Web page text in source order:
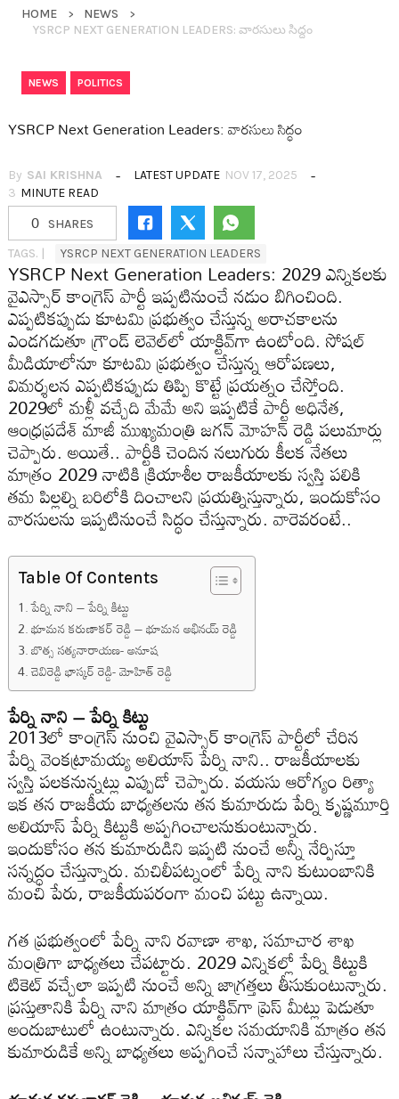
HOME
NEWS
YSRCP NEXT GENERATION LEADERS: వార‌సులు సిద్ధం
NEWS POLITICS
YSRCP Next Generation Leaders: వార‌సులు సిద్ధం
By SAI KRISHNA LATEST UPDATE NOV 17, 2025
3 MINUTE READ
0
SHARES
TAGS. |
YSRCP NEXT GENERATION LEADERS
YSRCP Next Generation Leaders: 2029 ఎన్నిక‌ల‌కు
వైఎస్సార్ కాంగ్రెస్ పార్టీ ఇప్ప‌టినుంచే న‌డుం బిగించింది.
ఎప్ప‌టిక‌ప్పుడు కూట‌మి ప్ర‌భుత్వం చేస్తున్న అరాచ‌కాల‌ను
ఎండ‌గ‌డుతూ గ్రౌండ్ లెవెల్‌లో యాక్టివ్‌గా ఉంటోంది. సోష‌ల్
మీడియాలోనూ కూట‌మి ప్ర‌భుత్వం చేస్తున్న ఆరోప‌ణ‌లు,
విమ‌ర్శ‌ల‌న ఎప్ప‌టిక‌ప్పుడు తిప్పి కొట్టే ప్ర‌య‌త్నం చేస్తోంది.
2029లో మ‌ళ్లీ వ‌చ్చేది మేమే అని ఇప్ప‌టికే పార్టీ అధినేత‌,
ఆంధ్ర‌ప్ర‌దేశ్ మాజీ ముఖ్య‌మంత్రి జ‌గ‌న్ మోహ‌న్ రెడ్డి ప‌లుమార్లు
చెప్పారు. అయితే.. పార్టీకి చెందిన న‌లుగురు కీల‌క నేత‌లు
మాత్రం 2029 నాటికి క్రియాశీల రాజ‌కీయాల‌కు స్వ‌స్తి ప‌లికి
త‌మ పిల్ల‌ల్ని బ‌రిలోకి దించాల‌ని ప్ర‌య‌త్నిస్తున్నారు, ఇందుకోసం
వార‌సుల‌ను ఇప్ప‌టినుంచే సిద్ధం చేస్తున్నారు. వారెవ‌రంటే..
Table Of Contents
పేర్ని నాని – పేర్ని కిట్టు
భూమ‌న క‌రుణాక‌ర్ రెడ్డి – భూమ‌న అభిన‌య్ రెడ్డి
బొత్స స‌త్య‌నారాయ‌ణ‌- అనూష‌
చెవిరెడ్డి భాస్క‌ర్ రెడ్డి- మోహిత్ రెడ్డి
పేర్ని నాని – పేర్ని కిట్టు
2013లో కాంగ్రెస్ నుంచి వైఎస్సార్ కాంగ్రెస్ పార్టీలో చేరిన
పేర్ని వెంక‌ట్రామ‌య్య‌ అలియాస్ పేర్ని నాని.. రాజ‌కీయాల‌కు
స్వ‌స్తి ప‌ల‌క‌నున్న‌ట్లు ఎప్పుడో చెప్పారు. వ‌య‌సు ఆరోగ్యం రిత్యా
ఇక త‌న రాజ‌కీయ బాధ్య‌త‌ల‌ను త‌న కుమారుడు పేర్ని కృష్ణ‌మూర్తి
అలియాస్ పేర్ని కిట్టుకి అప్ప‌గించాల‌నుకుంటున్నారు.
ఇందుకోసం త‌న కుమారుడిని ఇప్ప‌టి నుంచే అన్నీ నేర్పిస్తూ
సన్న‌ద్ధం చేస్తున్నారు. మ‌చిలీపట్నంలో పేర్ని నాని కుటుంబానికి
మంచి పేరు, రాజ‌కీయ‌పరంగా మంచి ప‌ట్టు ఉన్నాయి.
గ‌త ప్ర‌భుత్వంలో పేర్ని నాని ర‌వాణా శాఖ, స‌మాచార శాఖ‌
మంత్రిగా బాధ్య‌త‌లు చేపట్టారు. 2029 ఎన్నిక‌ల్లో పేర్ని కిట్టుకి
టికెట్ వ‌చ్చేలా ఇప్ప‌టి నుంచే అన్ని జాగ్ర‌త్త‌లు తీసుకుంటున్నారు.
ప్ర‌స్తుతానికి పేర్ని నాని మాత్రం యాక్టివ్‌గా ప్రెస్ మీట్లు పెడుతూ
అందుబాటులో ఉంటున్నారు. ఎన్నిక‌ల స‌మ‌యానికి మాత్రం త‌న
కుమారుడికే అన్ని బాధ్య‌త‌లు అప్ప‌గించే సన్నాహాలు చేస్తున్నారు.